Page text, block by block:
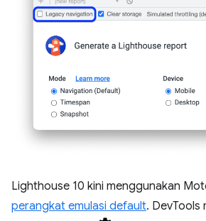
Lighthouse 10 kini menggunakan
perangkat emulasi default. DevTools